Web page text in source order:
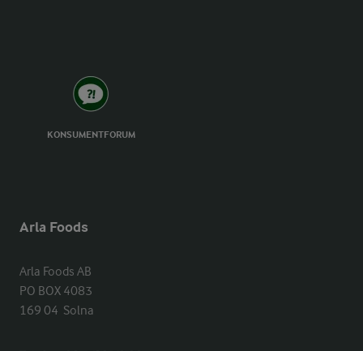
KONSUMENTFORUM
Arla Foods
Arla Foods AB
PO BOX 4083
169 04  Solna